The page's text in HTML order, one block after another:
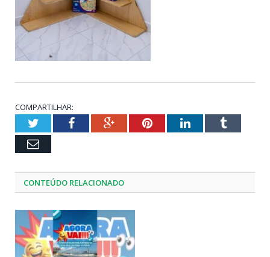
COMPARTILHAR:
TwitterFacebookGoogle+PinterestLinkedInTumblr
Email
CONTEÚDO RELACIONADO